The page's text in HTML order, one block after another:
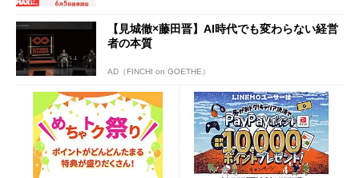
【見城徹×藤田晋】AI時代でも変わらない経営
者の本質
AD（FINCHI on GOETHE）